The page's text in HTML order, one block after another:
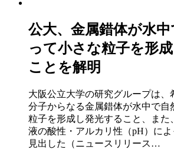
公大、金属錯体が水中
って小さな粒子を形
ことを解明
大阪公立大学の研究グループは、
分子からなる金属錯体が水中で自
粒子を形成し発光すること、また
液の酸性・アルカリ性（pH）に
見出した（ニュースリリース…